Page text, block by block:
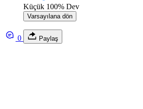
Küçük 100% Dev
Varsayılana dön
0 Paylaş